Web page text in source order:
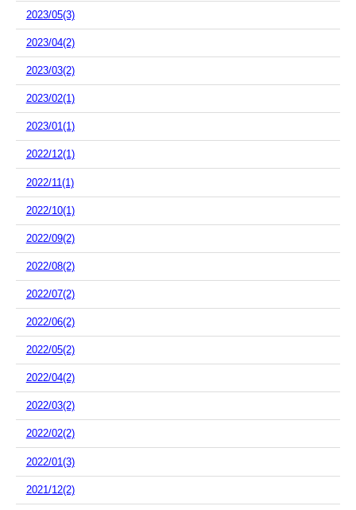
2023/05(3)
2023/04(2)
2023/03(2)
2023/02(1)
2023/01(1)
2022/12(1)
2022/11(1)
2022/10(1)
2022/09(2)
2022/08(2)
2022/07(2)
2022/06(2)
2022/05(2)
2022/04(2)
2022/03(2)
2022/02(2)
2022/01(3)
2021/12(2)